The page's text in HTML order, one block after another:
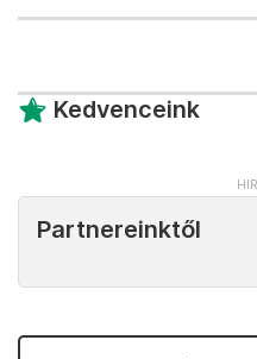
Kedvenceink
Partnereinktől